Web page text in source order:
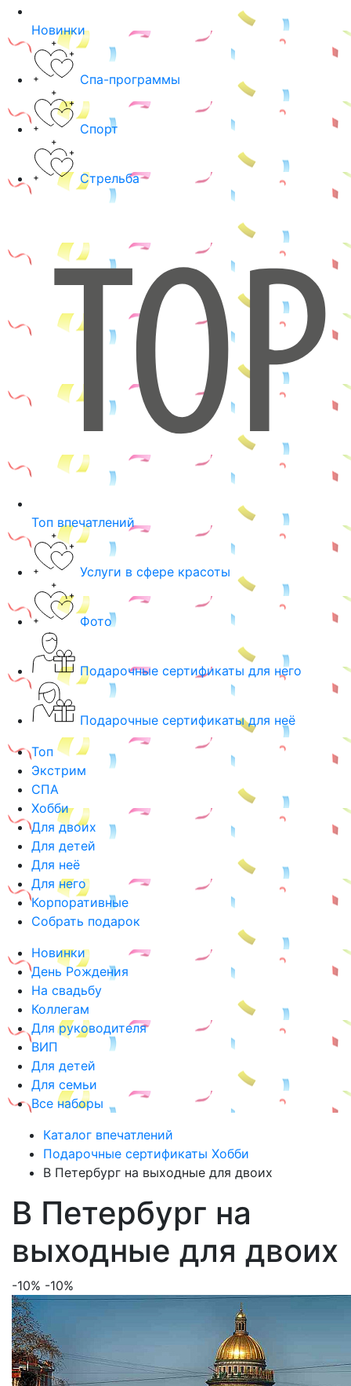
Новинки
Спа-программы
Спорт
Стрельба
Топ впечатлений
Услуги в сфере красоты
Фото
Подарочные сертификаты для него
Подарочные сертификаты для неё
Топ
Экстрим
СПА
Хобби
Для двоих
Для детей
Для неё
Для него
Корпоративные
Собрать подарок
Новинки
День Рождения
На свадьбу
Коллегам
Для руководителя
ВИП
Для детей
Для семьи
Все наборы
Каталог впечатлений
Подарочные сертификаты Хобби
В Петербург на выходные для двоих
В Петербург на
выходные для двоих
-10% -10%